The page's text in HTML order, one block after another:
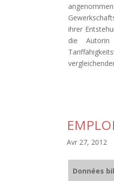
ihrer
die Autorin
Avr 27, 2012
Données